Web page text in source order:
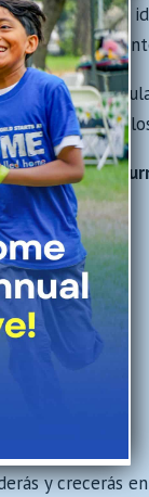
desarrollan su
en
cada uno de
de
y crecerás